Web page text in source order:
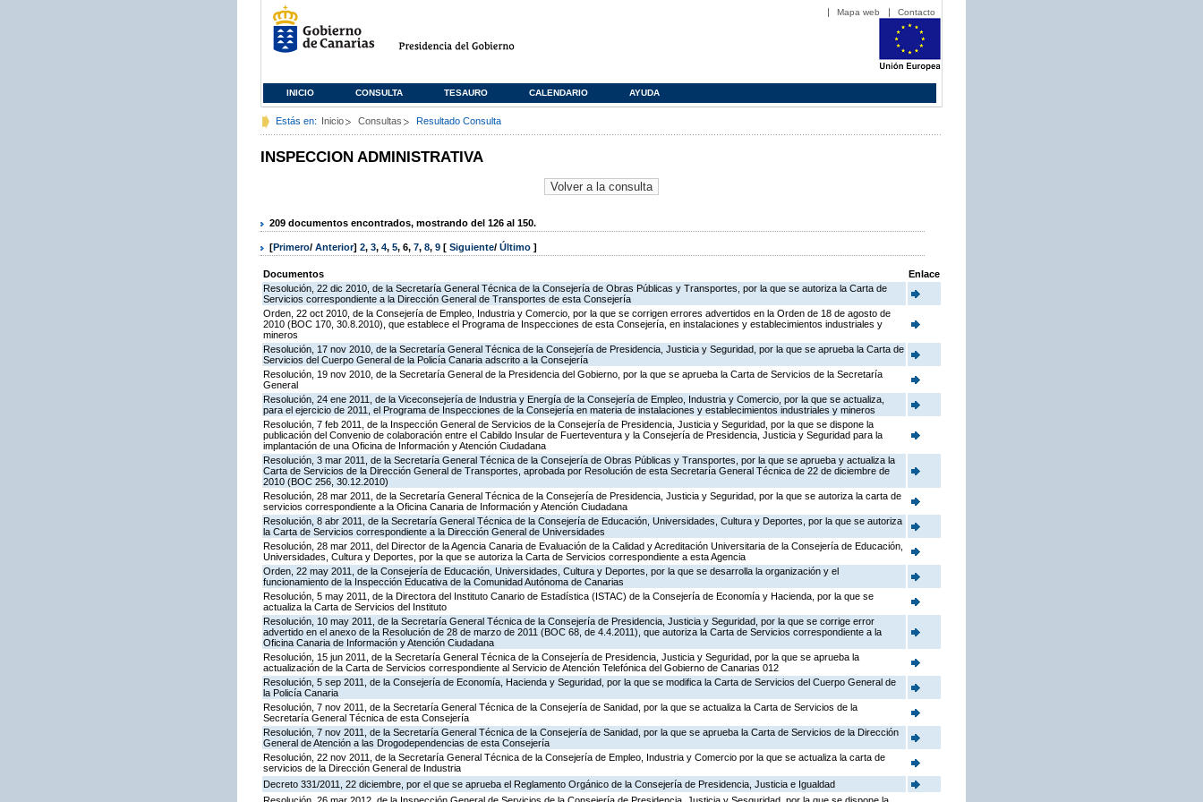
Mapa web Contacto
INICIO CONSULTA TESAURO CALENDARIO AYUDA
Estás en: Inicio Consultas Resultado Consulta
INSPECCION ADMINISTRATIVA
209 documentos encontrados, mostrando del 126 al 150.
[Primero/ Anterior] 2, 3, 4, 5, 6, 7, 8, 9 [ Siguiente/ Último ]
Documentos
Enlace
Resolución, 22 dic 2010, de la Secretaría General Técnica de la Consejería de Obras Públicas y Transportes, por la que se autoriza la Carta de
Servicios correspondiente a la Dirección General de Transportes de esta Consejería
Orden, 22 oct 2010, de la Consejería de Empleo, Industria y Comercio, por la que se corrigen errores advertidos en la Orden de 18 de agosto de
2010 (BOC 170, 30.8.2010), que establece el Programa de Inspecciones de esta Consejería, en instalaciones y establecimientos industriales y
mineros
Resolución, 17 nov 2010, de la Secretaría General Técnica de la Consejería de Presidencia, Justicia y Seguridad, por la que se aprueba la Carta de
Servicios del Cuerpo General de la Policía Canaria adscrito a la Consejería
Resolución, 19 nov 2010, de la Secretaría General de la Presidencia del Gobierno, por la que se aprueba la Carta de Servicios de la Secretaría
General
Resolución, 24 ene 2011, de la Viceconsejería de Industria y Energía de la Consejería de Empleo, Industria y Comercio, por la que se actualiza,
para el ejercicio de 2011, el Programa de Inspecciones de la Consejería en materia de instalaciones y establecimientos industriales y mineros
Resolución, 7 feb 2011, de la Inspección General de Servicios de la Consejería de Presidencia, Justicia y Seguridad, por la que se dispone la
publicación del Convenio de colaboración entre el Cabildo Insular de Fuerteventura y la Consejería de Presidencia, Justicia y Seguridad para la
implantación de una Oficina de Información y Atención Ciudadana
Resolución, 3 mar 2011, de la Secretaría General Técnica de la Consejería de Obras Públicas y Transportes, por la que se aprueba y actualiza la
Carta de Servicios de la Dirección General de Transportes, aprobada por Resolución de esta Secretaría General Técnica de 22 de diciembre de
2010 (BOC 256, 30.12.2010)
Resolución, 28 mar 2011, de la Secretaría General Técnica de la Consejería de Presidencia, Justicia y Seguridad, por la que se autoriza la carta de
servicios correspondiente a la Oficina Canaria de Información y Atención Ciudadana
Resolución, 8 abr 2011, de la Secretaría General Técnica de la Consejería de Educación, Universidades, Cultura y Deportes, por la que se autoriza
la Carta de Servicios correspondiente a la Dirección General de Universidades
Resolución, 28 mar 2011, del Director de la Agencia Canaria de Evaluación de la Calidad y Acreditación Universitaria de la Consejería de Educación,
Universidades, Cultura y Deportes, por la que se autoriza la Carta de Servicios correspondiente a esta Agencia
Orden, 22 may 2011, de la Consejería de Educación, Universidades, Cultura y Deportes, por la que se desarrolla la organización y el
funcionamiento de la Inspección Educativa de la Comunidad Autónoma de Canarias
Resolución, 5 may 2011, de la Directora del Instituto Canario de Estadística (ISTAC) de la Consejería de Economía y Hacienda, por la que se
actualiza la Carta de Servicios del Instituto
Resolución, 10 may 2011, de la Secretaría General Técnica de la Consejería de Presidencia, Justicia y Seguridad, por la que se corrige error
advertido en el anexo de la Resolución de 28 de marzo de 2011 (BOC 68, de 4.4.2011), que autoriza la Carta de Servicios correspondiente a la
Oficina Canaria de Información y Atención Ciudadana
Resolución, 15 jun 2011, de la Secretaría General Técnica de la Consejería de Presidencia, Justicia y Seguridad, por la que se aprueba la
actualización de la Carta de Servicios correspondiente al Servicio de Atención Telefónica del Gobierno de Canarias 012
Resolución, 5 sep 2011, de la Consejería de Economía, Hacienda y Seguridad, por la que se modifica la Carta de Servicios del Cuerpo General de
la Policía Canaria
Resolución, 7 nov 2011, de la Secretaría General Técnica de la Consejería de Sanidad, por la que se actualiza la Carta de Servicios de la
Secretaría General Técnica de esta Consejería
Resolución, 7 nov 2011, de la Secretaría General Técnica de la Consejería de Sanidad, por la que se aprueba la Carta de Servicios de la Dirección
General de Atención a las Drogodependencias de esta Consejería
Resolución, 22 nov 2011, de la Secretaría General Técnica de la Consejería de Empleo, Industria y Comercio por la que se actualiza la carta de
servicios de la Dirección General de Industria
Decreto 331/2011, 22 diciembre, por el que se aprueba el Reglamento Orgánico de la Consejería de Presidencia, Justicia e Igualdad